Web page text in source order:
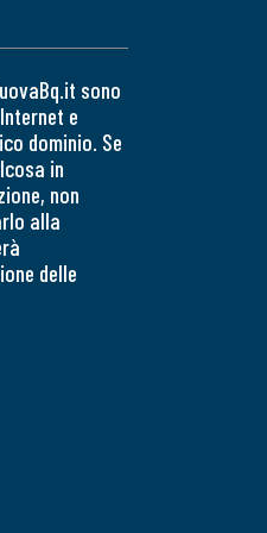
sono
e
dominio. Se
in
non
alla
delle